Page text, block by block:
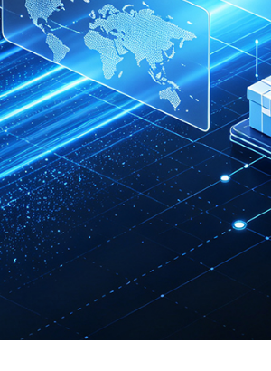
标准化批量出片，适配海外
球渠道。
免费试用Ai社媒软件